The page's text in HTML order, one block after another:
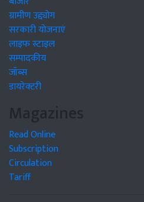
ग्रामीण उद्द्योग
सरकारी योजनाएं
लाइफ स्टाइल
सम्पादकीय
जॉब्स
डायरेक्टरी
Magazines
Read Online
Subscription
Circulation
Tariff